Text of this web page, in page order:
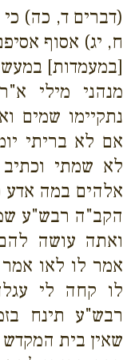
(דברים ד, כה) כי
ח, יג) אסוף
[במעמדות]
מנהני מילי
נתקיימו שמים
אם לא בריתי
לא שמתי
אלהים במה אדע
הקב"ה רבש"ע
ואתה עושה
אמר לו לאו
לו קחה לי
רבש"ע תינח
שאין בית